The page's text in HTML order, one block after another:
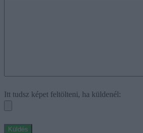
Itt tudsz képet feltölteni, ha küldenél: